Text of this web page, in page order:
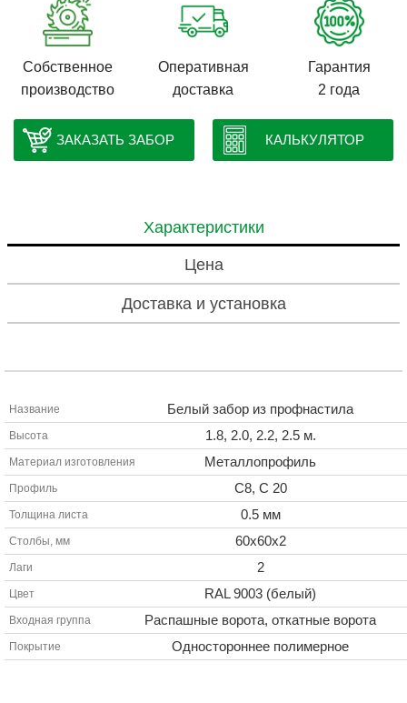
Собственное
производство
Оперативная
доставка
Гарантия
2 года
ЗАКАЗАТЬ ЗАБОР КАЛЬКУЛЯТОР
Характеристики
Цена
Доставка и установка
Название Белый забор из профнастила
Высота 1.8, 2.0, 2.2, 2.5 м.
Материал изготовления Металлопрофиль
Профиль С8, С 20
Толщина листа 0.5 мм
Столбы, мм 60х60х2
Лаги 2
Цвет RAL 9003 (белый)
Входная группа Распашные ворота, откатные ворота
Покрытие Одностороннее полимерное